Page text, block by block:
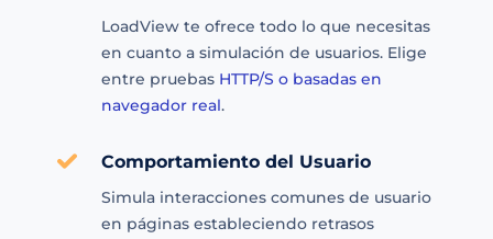
LoadView te ofrece todo lo que necesitas
en cuanto a simulación de usuarios. Elige
entre pruebas HTTP/S o basadas en
navegador real.
Comportamiento del Usuario
Simula interacciones comunes de usuario
en páginas estableciendo retrasos